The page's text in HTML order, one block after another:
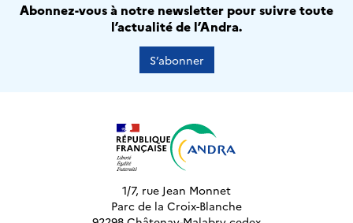
Abonnez-vous à notre newsletter pour suivre toute
l’actualité de l’Andra.
S’abonner
1/7, rue Jean Monnet
Parc de la Croix-Blanche